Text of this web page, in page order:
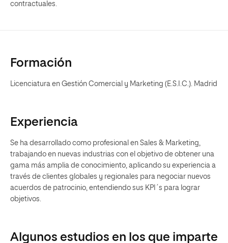
contractuales.
Formación
Licenciatura en Gestión Comercial y Marketing (E.S.I.C.). Madrid
Experiencia
Se ha desarrollado como profesional en Sales & Marketing,
trabajando en nuevas industrias con el objetivo de obtener una
gama más amplia de conocimiento, aplicando su experiencia a
través de clientes globales y regionales para negociar nuevos
acuerdos de patrocinio, entendiendo sus KPI´s para lograr
objetivos.
Algunos estudios en los que imparte